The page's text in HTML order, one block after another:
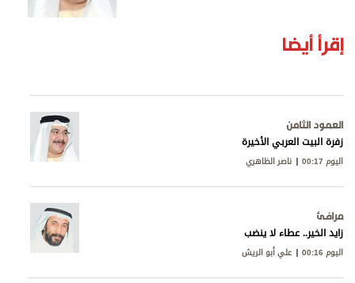
إقرأ أيضا
العمود الثامن
زفرة البيت العربي الأخيرة
اليوم 00:17 ناصر الظاهري
مرافئ
زايد الخير.. عطاء لا ينضب
اليوم 00:16 علي أبو الريش